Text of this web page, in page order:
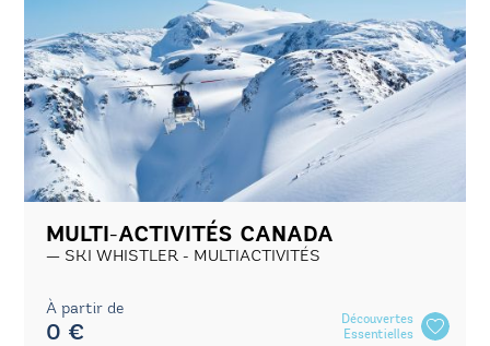
MULTI-ACTIVITÉS CANADA
SKI WHISTLER - MULTIACTIVITÉS
À partir de
0 €
Découvertes
Essentielles